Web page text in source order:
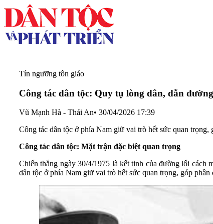
Tín ngưỡng tôn giáo
Công tác dân tộc: Quy tụ lòng dân, dẫn
Vũ Mạnh Hà - Thái An• 30/04/2026 17:39
Công tác dân tộc ở phía Nam giữ vai trò hết sức quan
Công tác dân tộc: Mặt trận đặc biệt quan trọng
Chiến thắng ngày 30/4/1975 là kết tinh của đường lối cách
dân tộc ở phía Nam giữ vai trò hết sức quan trọng, góp